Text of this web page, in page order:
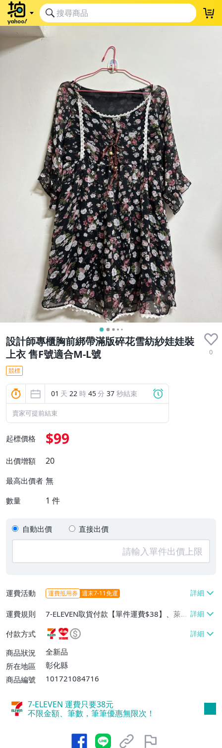
設計師專櫃胸前綁帶滿版碎花雪紡紗娃娃裝
上衣 售F號適合M-L號
0
競標
01 天 22 時 45分 36 秒結束
賣家可提前結束
起標價格 $99
出價增額 20
最高出價者 無
數量 1 件
自動出價 直接出價
運費活動 運費抵用券 週末7-11免運
運費規則
7-ELEVEN取貨付款【單件運費$38】、萊爾
富取貨付款【單件運費$60】、郵局掛號
【單件運費$60】
付款方式
商品狀況
全新品
所在地區
彰化縣
商品編號
101721084716
7-ELEVEN 運費只要38元
不限金額、筆數，筆筆優惠無限次！